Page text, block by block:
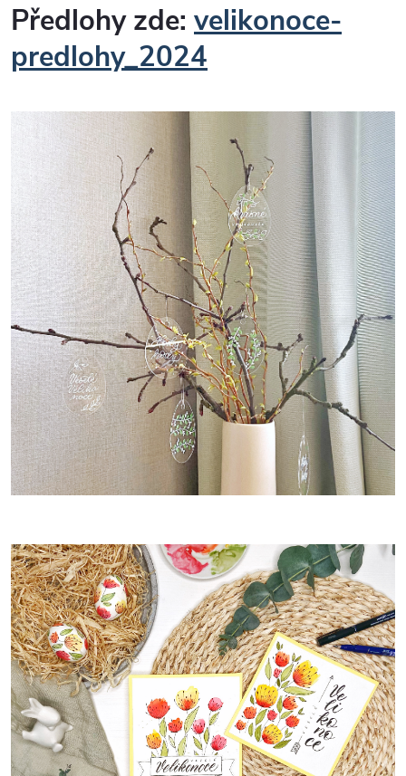
Předlohy zde: velikonoce-
predlohy_2024